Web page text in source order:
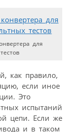
для
как правило,
если иное
Это
испытаний
цепи. Если же
и в таком